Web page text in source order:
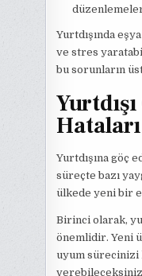
Yurtdışında
ve stres
bu sorunların
Yurtdışına göç
süreçte bazı
ülkede yeni bir
Birinci olarak,
önemlidir. Yeni
uyum sürecinizi